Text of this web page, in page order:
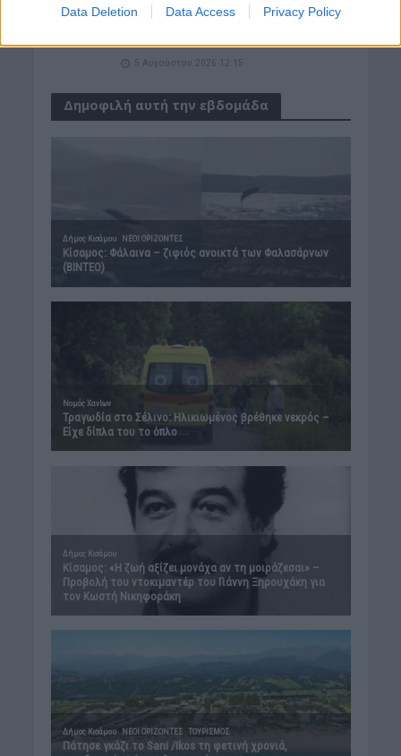
Data Deletion Data Access Privacy Policy
ΓΕΎΣΗ - ΨΥΧΑΓΩΓΊΑ • ΔΉΜΟΣ ΚΙΣΆΜΟΥ
5 Αυγούστου 2026 12:15
Δημοφιλή αυτή την εβδομάδα